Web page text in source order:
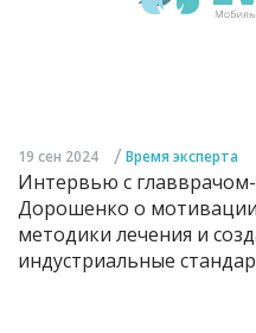
19 сен 2024 / Время эксперта
Интервью с
Дорошенко о
методики лечения и
индустриальные